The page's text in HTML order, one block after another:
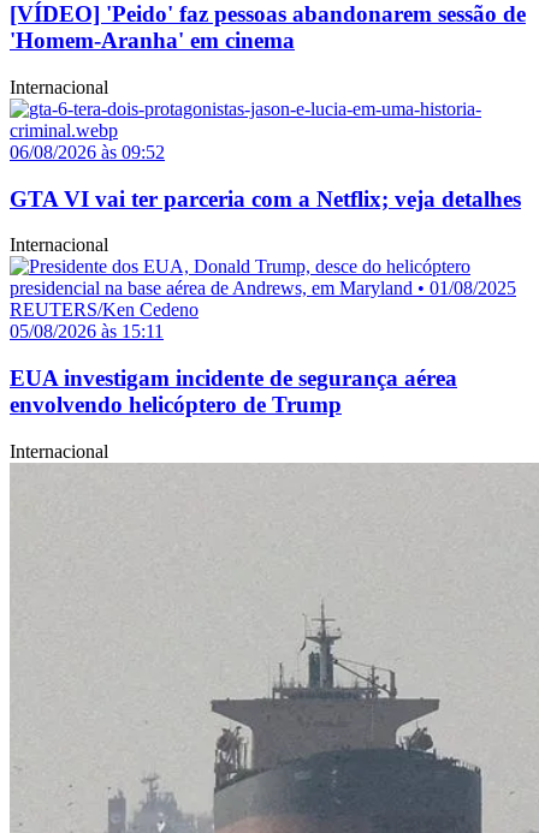
[VÍDEO] 'Peido' faz pessoas abandonarem sessão de
'Homem-Aranha' em cinema
Internacional
06/08/2026 às 09:52
GTA VI vai ter parceria com a Netflix; veja detalhes
Internacional
05/08/2026 às 15:11
EUA investigam incidente de segurança aérea
envolvendo helicóptero de Trump
Internacional